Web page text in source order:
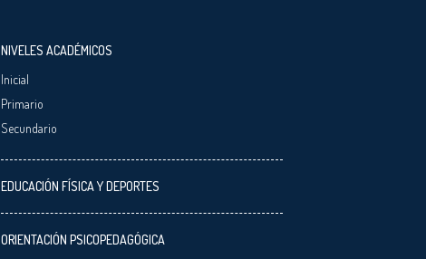
NIVELES ACADÉMICOS
Inicial
Primario
Secundario
EDUCACIÓN FÍSICA Y DEPORTES
ORIENTACIÓN PSICOPEDAGÓGICA